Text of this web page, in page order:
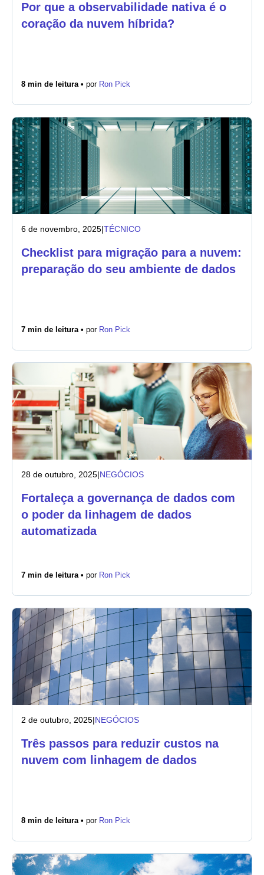
Setor público
Educação
Notícias
Por que a observabilidade nativa é o
coração da nuvem híbrida?
8 min de leitura • por Ron Pick
6 de novembro, 2025|TÉCNICO
Checklist para migração para a nuvem:
preparação do seu ambiente de dados
7 min de leitura • por Ron Pick
28 de outubro, 2025|NEGÓCIOS
Fortaleça a governança de dados com
o poder da linhagem de dados
automatizada
7 min de leitura • por Ron Pick
2 de outubro, 2025|NEGÓCIOS
Três passos para reduzir custos na
nuvem com linhagem de dados
8 min de leitura • por Ron Pick